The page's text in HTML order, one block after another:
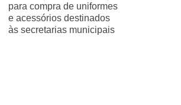
para compra de uniformes
e acessórios destinados
às secretarias municipais